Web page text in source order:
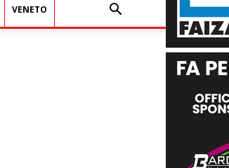
VENETO